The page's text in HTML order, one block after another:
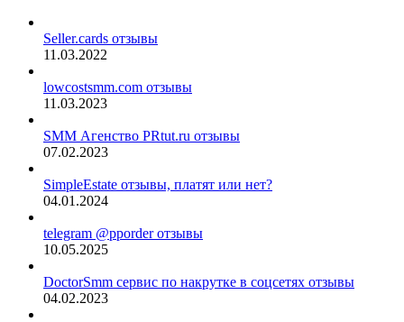
Seller.cards отзывы
11.03.2022
lowcostsmm.com отзывы
11.03.2023
SMM Агенство PRtut.ru отзывы
07.02.2023
SimpleEstate отзывы, платят или нет?
04.01.2024
telegram @pporder отзывы
10.05.2025
DoctorSmm сервис по накрутке в соцсетях отзывы
04.02.2023